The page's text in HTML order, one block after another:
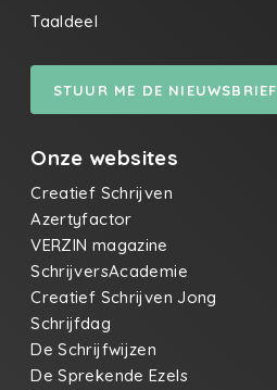
Taaldeel
STUUR ME DE NIEUWSBRIEF
Onze websites
Creatief Schrijven
Azertyfactor
VERZIN magazine
SchrijversAcademie
Creatief Schrijven Jong
Schrijfdag
De Schrijfwijzen
De Sprekende Ezels